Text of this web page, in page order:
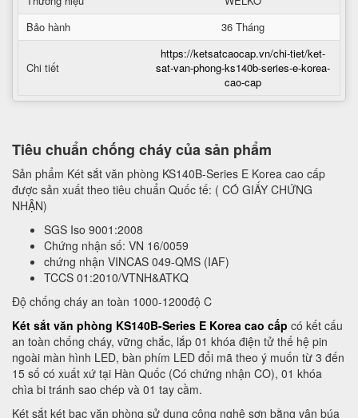
Bảo hành
36 Tháng
Chi tiết
https://ketsatcaocap.vn/chi-tiet/ket-
sat-van-phong-ks140b-series-e-korea-
cao-cap
Tiêu chuẩn chống cháy của sản phẩm
Sản phẩm Két sắt văn phòng KS140B-Series E Korea cao cấp
được sản xuất theo tiêu chuẩn Quốc tế: ( CÓ GIẤY CHỨNG
NHẬN)
SGS Iso 9001:2008
Chứng nhận số: VN 16/0059
chứng nhận VINCAS 049-QMS (IAF)
TCCS 01:2010/VTNH&ATKQ
Độ chống cháy an toàn 1000-1200độ C
Két sắt văn phòng KS140B-Series E Korea cao cấp có kết cấu
an toàn chống cháy, vững chắc, lắp 01 khóa điện tử thế hệ pin
ngoài màn hình LED, bàn phím LED đổi mã theo ý muốn từ 3 đến
15 số có xuất xứ tại Hàn Quốc (Có chứng nhận CO), 01 khóa
chìa bi tránh sao chép và 01 tay cầm.
Két sắt két bạc văn phòng sử dụng công nghệ sơn bằng vân búa